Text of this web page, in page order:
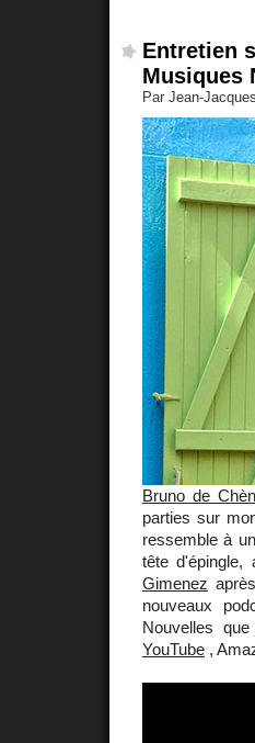
Entretien
Musiques
Par Jean-
Bruno de
parties sur
ressemble à
tête
Gimenez
nouveaux
Nouvelles
YouTube ,